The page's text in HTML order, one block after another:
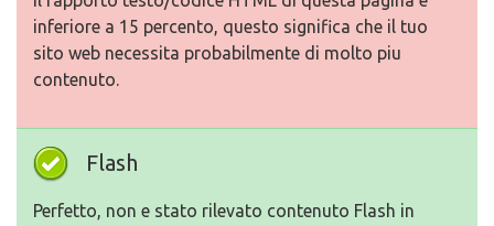
inferiore a 15 percento, questo significa che il tuo
sito web necessita probabilmente di molto piu
contenuto.
Flash
Perfetto, non e stato rilevato contenuto Flash in